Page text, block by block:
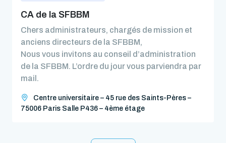
CA de la SFBBM
Chers administrateurs, chargés de mission et
anciens directeurs de la SFBBM,
Nous vous invitons au conseil d’administration
de la SFBBM. L’ordre du jour vous parviendra par
mail.
Centre universitaire – 45 rue des Saints-Pères –
75006 Paris Salle P436 – 4ème étage